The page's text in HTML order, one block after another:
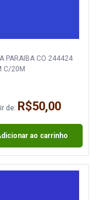
PARAIBA CO 244424
C/20M
de: R$50,00
ao carrinho